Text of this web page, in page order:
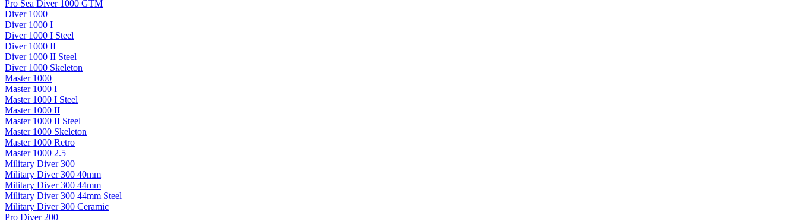
Pro Sea Diver 1000 GTM
Diver 1000
Diver 1000 I
Diver 1000 I Steel
Diver 1000 II
Diver 1000 II Steel
Diver 1000 Skeleton
Master 1000
Master 1000 I
Master 1000 I Steel
Master 1000 II
Master 1000 II Steel
Master 1000 Skeleton
Master 1000 Retro
Master 1000 2.5
Military Diver 300
Military Diver 300 40mm
Military Diver 300 44mm
Military Diver 300 44mm Steel
Military Diver 300 Ceramic
Pro Diver 200